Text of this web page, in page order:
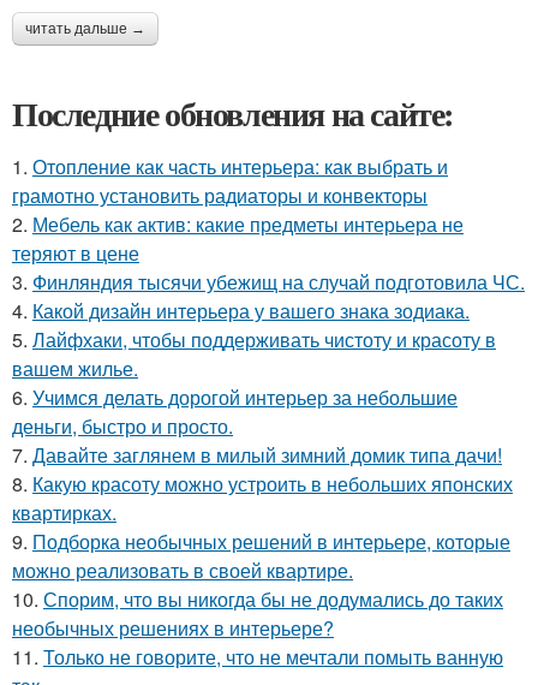
читать дальше →
Последние обновления на сайте:
1. Отопление как часть интерьера: как выбрать и
грамотно установить радиаторы и конвекторы
2. Мебель как актив: какие предметы интерьера не
теряют в цене
3. Финляндия тысячи убежищ на случай подготовила ЧС.
4. Какой дизайн интерьера у вашего знака зодиака.
5. Лайфхаки, чтобы поддерживать чистоту и красоту в
вашем жилье.
6. Учимся делать дорогой интерьер за небольшие
деньги, быстро и просто.
7. Давайте заглянем в милый зимний домик типа дачи!
8. Какую красоту можно устроить в небольших японских
квартирках.
9. Подборка необычных решений в интерьере, которые
можно реализовать в своей квартире.
10. Спорим, что вы никогда бы не додумались до таких
необычных решениях в интерьере?
11. Только не говорите, что не мечтали помыть ванную